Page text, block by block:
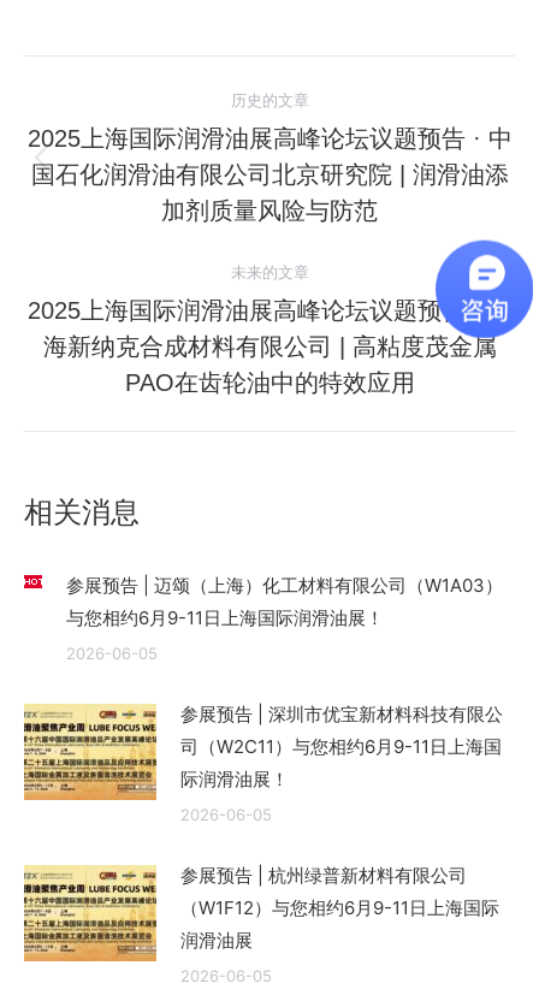
章
导
历史的文章
历
史
文
章：
2025上海国际润滑油展高峰论坛议题预告 · 中
国石化润滑油有限公司北京研究院 | 润滑油添
加剂质量风险与防范
未来的文章
未
来
2025上海国际润滑油展高峰论坛议题预告 · 上
海新纳克合成材料有限公司 | 高粘度茂金属
PAO在齿轮油中的特效应用
相关消息
参展预告 | 迈颂（上海）化工材料有限公司（W1A03）
与您相约6月9-11日上海国际润滑油展！
2026-06-05
参展预告 | 深圳市优宝新材料科技有限公
司（W2C11）与您相约6月9-11日上海国
际润滑油展！
2026-06-05
参展预告 | 杭州绿普新材料有限公司
（W1F12）与您相约6月9-11日上海国际
润滑油展
2026-06-05